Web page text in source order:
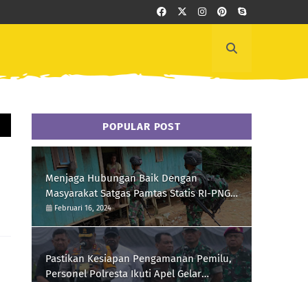
POPULAR POST
Menjaga Hubungan Baik Dengan
Masyarakat Satgas Pamtas Statis RI-PNG
Yonif 111/KB Melaksanakan Silaturrahmi
Februari 16, 2024
Pastikan Kesiapan Pengamanan Pemilu,
Personel Polresta Ikuti Apel Gelar